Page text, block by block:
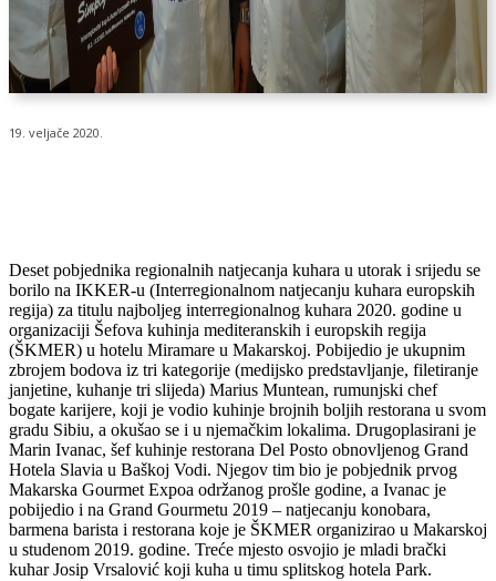
19. veljače 2020.
Deset pobjednika regionalnih natjecanja kuhara u utorak i srijedu se
borilo na IKKER-u (Interregionalnom natjecanju kuhara europskih
regija) za titulu najboljeg interregionalnog kuhara 2020. godine u
organizaciji Šefova kuhinja mediteranskih i europskih regija
(ŠKMER) u hotelu Miramare u Makarskoj. Pobijedio je ukupnim
zbrojem bodova iz tri kategorije (medijsko predstavljanje, filetiranje
janjetine, kuhanje tri slijeda) Marius Muntean, rumunjski chef
bogate karijere, koji je vodio kuhinje brojnih boljih restorana u svom
gradu Sibiu, a okušao se i u njemačkim lokalima. Drugoplasirani je
Marin Ivanac, šef kuhinje restorana Del Posto obnovljenog Grand
Hotela Slavia u Baškoj Vodi. Njegov tim bio je pobjednik prvog
Makarska Gourmet Expoa održanog prošle godine, a Ivanac je
pobijedio i na Grand Gourmetu 2019 – natjecanju konobara,
barmena barista i restorana koje je ŠKMER organizirao u Makarskoj
u studenom 2019. godine. Treće mjesto osvojio je mladi brački
kuhar Josip Vrsalović koji kuha u timu splitskog hotela Park.